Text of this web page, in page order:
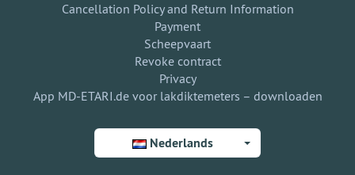
Cancellation Policy and Return Information
Payment
Scheepvaart
Revoke contract
Privacy
App MD-ETARI.de voor lakdiktemeters – downloaden
Nederlands